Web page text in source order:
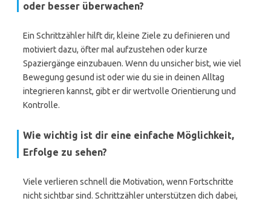
oder besser überwachen?
Ein Schrittzähler hilft dir, kleine Ziele zu definieren und
motiviert dazu, öfter mal aufzustehen oder kurze
Spaziergänge einzubauen. Wenn du unsicher bist, wie viel
Bewegung gesund ist oder wie du sie in deinen Alltag
integrieren kannst, gibt er dir wertvolle Orientierung und
Kontrolle.
Wie wichtig ist dir eine einfache Möglichkeit,
Erfolge zu sehen?
Viele verlieren schnell die Motivation, wenn Fortschritte
nicht sichtbar sind. Schrittzähler unterstützen dich dabei,